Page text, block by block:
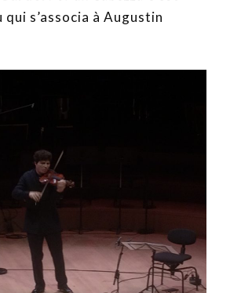
s’associa à Augustin